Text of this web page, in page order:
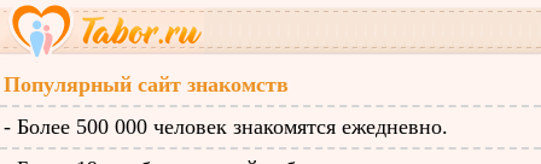
Популярный сайт знакомств
- Более 500 000 человек знакомятся ежедневно.